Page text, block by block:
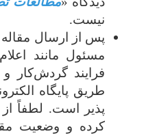
نیست.
پس از ارسال مقاله
مسئول مانند
فرایند گردش‌کار و
طریق پایگاه
پذیر است. لطفاً
کرده و وضعیت